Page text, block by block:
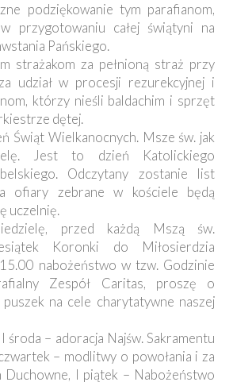
podziękowanie tym parafianom,
przygotowaniu całej świątyni na
Pańskiego.
strażakom za pełnioną straż przy
udział w procesji rezurekcyjnej i
którzy nieśli baldachim i sprzęt
dętej.
Świąt Wielkanocnych. Msze św. jak
Jest to dzień Katolickiego
Odczytany zostanie list
ofiary zebrane w kościele będą
uczelnię.
przed każdą Mszą św.
Koronki do Miłosierdzia
nabożeństwo w tzw. Godzinie
Zespół Caritas, proszę o
na cele charytatywne naszej
– adoracja Najśw. Sakramentu
– modlitwy o powołania i za
Duchowne, I piątek – Nabożeństwo